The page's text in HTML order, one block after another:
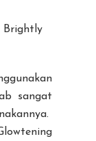
Brightly
sangat